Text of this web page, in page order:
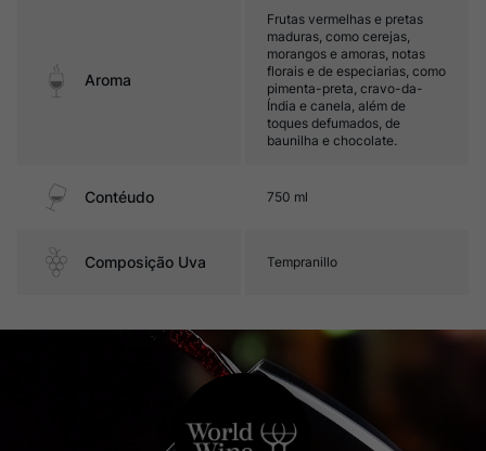
Aroma
Frutas vermelhas e pretas
maduras, como cerejas,
morangos e amoras, notas
florais e de especiarias, como
pimenta-preta, cravo-da-
Índia e canela, além de
toques defumados, de
baunilha e chocolate.
Contéudo 750 ml
Composição Uva Tempranillo